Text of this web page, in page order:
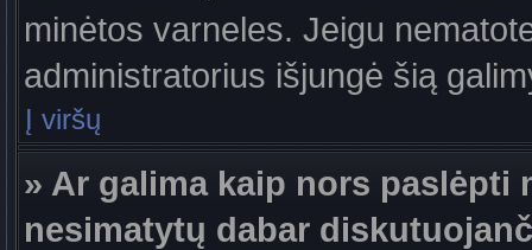
minėtos varneles. Jeigu
administratorius išjungė šią
Į viršų
» Ar galima kaip nors paslėpti
nesimatytų dabar